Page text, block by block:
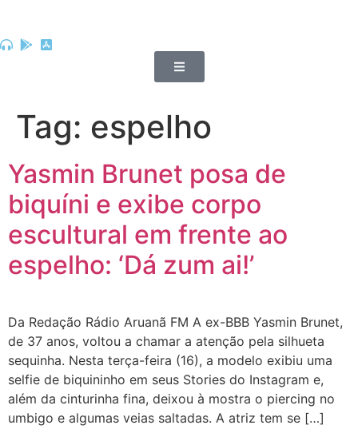
Tag: espelho
Yasmin Brunet posa de
biquíni e exibe corpo
escultural em frente ao
espelho: ‘Dá zum ai!’
Da Redação Rádio Aruanã FM A ex-BBB Yasmin Brunet,
de 37 anos, voltou a chamar a atenção pela silhueta
sequinha. Nesta terça-feira (16), a modelo exibiu uma
selfie de biquininho em seus Stories do Instagram e,
além da cinturinha fina, deixou à mostra o piercing no
umbigo e algumas veias saltadas. A atriz tem se […]